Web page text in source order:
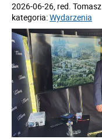
2026-06-26, red.
kategoria:Wydarzenia